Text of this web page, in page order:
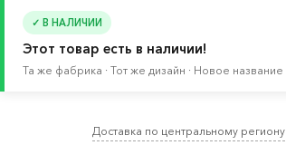
✓ В НАЛИЧИИ
Этот товар есть в наличии!
Та же фабрика · Тот же дизайн · Новое название
Доставка по центральному региону